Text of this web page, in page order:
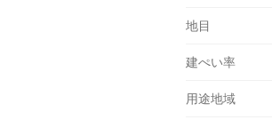
地目
建ぺい率
用途地域